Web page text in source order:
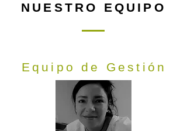
NUESTRO EQUIPO
Equipo de Gestión